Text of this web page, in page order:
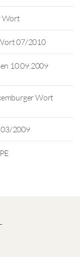
Wort
07/2010
10.09.2009
Wort
03/2009